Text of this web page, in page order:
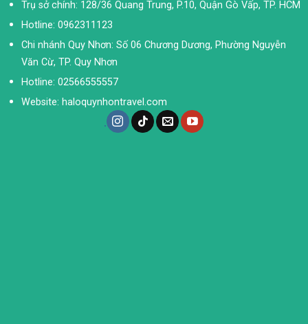
Trụ sở chính: 128/36 Quang Trung, P.10, Quận Gò Vấp, TP. HCM
Hotline: 0962311123
Chi nhánh Quy Nhơn: Số 06 Chương Dương, Phường Nguyễn
Văn Cừ, TP. Quy Nhơn
Hotline: 02566555557
Website: haloquynhontravel.com